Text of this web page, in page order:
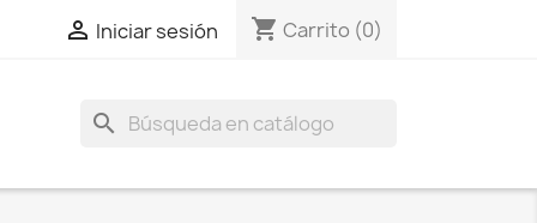
 Iniciar sesión shopping_cart Carrito (0)
search